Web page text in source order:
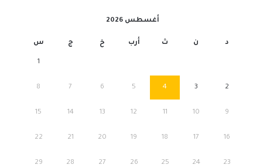
أغسطس 2026
د ن ث أرب خ ج س
1
2
3
4
5
6
7
8
9
10
11
12
13
14
15
16
17
18
19
20
21
22
23
24
25
26
27
28
29